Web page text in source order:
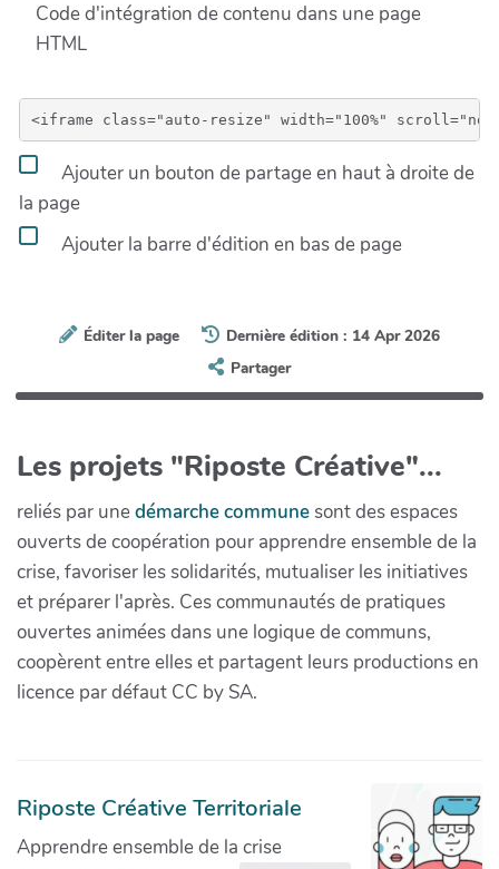
Code d'intégration de contenu dans une page
HTML
Ajouter un bouton de partage en haut à droite de
la page
Ajouter la barre d'édition en bas de page
Éditer la page
Dernière édition : 14 Apr 2026
Partager
Les projets "Riposte Créative"...
reliés par unedémarche communesont des espaces
ouverts de coopération pour apprendre ensemble de la
crise, favoriser les solidarités, mutualiser les initiatives
et préparer l'après. Ces communautés de pratiques
ouvertes animées dans une logique de communs,
coopèrent entre elles et partagent leurs productions en
licence par défaut CC by SA.
Riposte Créative Territoriale
Apprendre ensemble de la crise